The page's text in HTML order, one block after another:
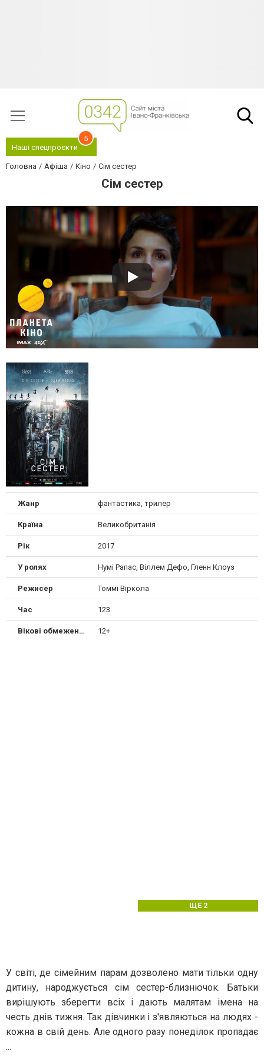
Наші спецпроєкти
5
Головна Афіша Кіно Сім сестер
Сім сестер
Жанр фантастика, трилер
Країна Великобританія
Рік 2017
У ролях Нумі Рапас, Віллем Дефо, Гленн Клоуз
Режисер Томмі Віркола
Час 123
Вікові обмеження 12+
ЩЕ 2
У світі, де сімейним парам дозволено мати тільки одну
дитину, народжується сім сестер-близнючок. Батьки
вирішують зберегти всіх і дають малятам імена на
честь днів тижня. Так дівчинки і з'являються на людях -
кожна в свій день. Але одного разу понеділок пропадає
...